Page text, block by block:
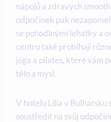
nápojů a zdravých
odpočinek pak
se pohodlnými lehátky a
centru také probíhají
jóga a pilates, které vám
tělo a mysl.
V hotelu Lilia v Bulharsku
soustředit na svůj